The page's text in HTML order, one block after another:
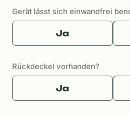
Gerät lässt sich einwandfrei
Ja
Rückdeckel vorhanden?
Ja